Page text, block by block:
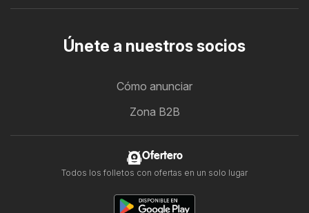
Únete a nuestros socios
Cómo anunciar
Zona B2B
Ofertero
Todos los folletos con ofertas en un solo lugar